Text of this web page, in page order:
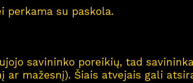
perkama su paskola.
savininko poreikių, tad
mažesnį). Šiais atvejais gali